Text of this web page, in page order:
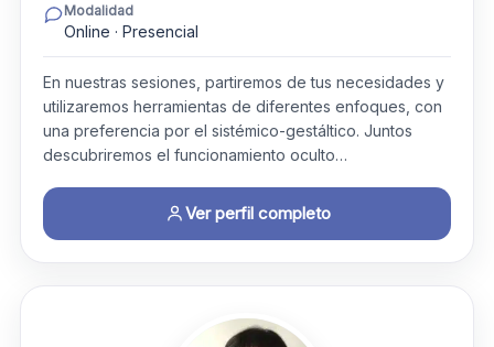
Modalidad
Online · Presencial
En nuestras sesiones, partiremos de tus necesidades y
utilizaremos herramientas de diferentes enfoques, con
una preferencia por el sistémico-gestáltico. Juntos
descubriremos el funcionamiento oculto…
Ver perfil completo